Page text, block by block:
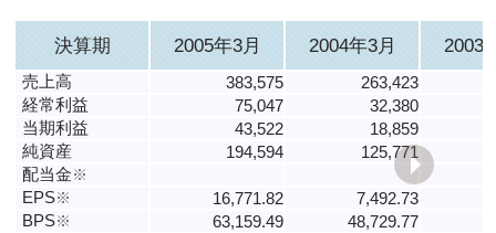
決算期 2005年3月 2004年3月 2003
売上高 383,575
263,423
経常利益
75,047
32,380
当期利益
43,522
18,859
純資産
194,594
125,771
配当金※
EPS※ 16,771.82 7,492.73
BPS※ 63,159.49 48,729.77